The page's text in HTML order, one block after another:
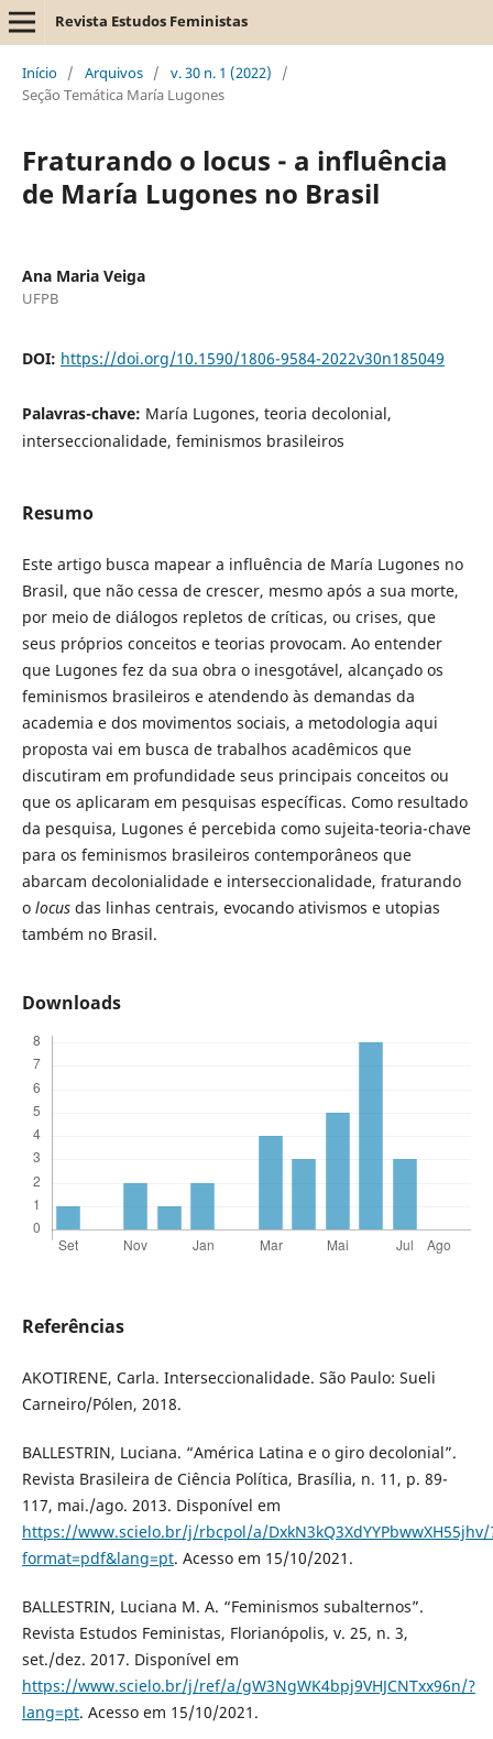
Revista Estudos Feministas
Início / Arquivos / v. 30 n. 1 (2022)
/
Seção Temática María Lugones
Fraturando o locus - a influência
de María Lugones no Brasil
Ana Maria Veiga
UFPB
DOI: https://doi.org/10.1590/1806-9584-2022v30n185049
Palavras-chave: María Lugones, teoria decolonial,
interseccionalidade, feminismos brasileiros
Resumo
Este artigo busca mapear a influência de María Lugones no
Brasil, que não cessa de crescer, mesmo após a sua morte,
por meio de diálogos repletos de críticas, ou crises, que
seus próprios conceitos e teorias provocam. Ao entender
que Lugones fez da sua obra o inesgotável, alcançado os
feminismos brasileiros e atendendo às demandas da
academia e dos movimentos sociais, a metodologia aqui
proposta vai em busca de trabalhos acadêmicos que
discutiram em profundidade seus principais conceitos ou
que os aplicaram em pesquisas específicas. Como resultado
da pesquisa, Lugones é percebida como sujeita-teoria-chave
para os feminismos brasileiros contemporâneos que
abarcam decolonialidade e interseccionalidade, fraturando
o locusdas linhas centrais, evocando ativismos e utopias
também no Brasil.
Downloads
Referências
AKOTIRENE, Carla. Interseccionalidade. São Paulo: Sueli
Carneiro/Pólen, 2018.
BALLESTRIN, Luciana. “América Latina e o giro decolonial”.
Revista Brasileira de Ciência Política, Brasília, n. 11, p. 89-
117, mai./ago. 2013. Disponível em
https://www.scielo.br/j/rbcpol/a/DxkN3kQ3XdYYPbwwXH55jhv/
format=pdf&lang=pt. Acesso em 15/10/2021.
BALLESTRIN, Luciana M. A. “Feminismos subalternos”.
Revista Estudos Feministas, Florianópolis, v. 25, n. 3,
set./dez. 2017. Disponível em
https://www.scielo.br/j/ref/a/gW3NgWK4bpj9VHJCNTxx96n/?
lang=pt. Acesso em 15/10/2021.